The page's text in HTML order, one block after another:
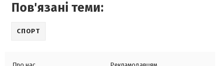
Пов'язані теми:
СПОРТ